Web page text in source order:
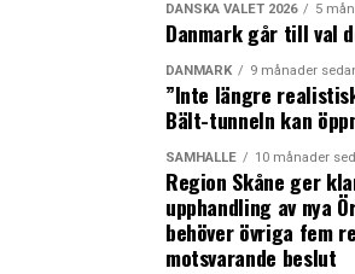
News Øresund – Anna Palmehag
Järnvägslösning för ny fast
diskuteras på dansk-svensk
25 nya forskningsenheter inom
sedan 2018 i Skåne
DANSKA VALET 2026 5
Danmark går till val
DANMARK 9 månader
”Inte längre
Bält-tunneln kan
SAMHÄLLE 10 månader
Region Skåne ger
upphandling av nya
behöver övriga fem
motsvarande beslut